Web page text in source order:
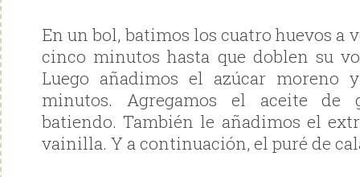
En un bol, batimos los cuatro huevos a
cinco minutos hasta que doblen su
Luego añadimos el azúcar moreno
minutos. Agregamos el aceite de
batiendo. También le añadimos el
vainilla. Y a continuación, el puré de